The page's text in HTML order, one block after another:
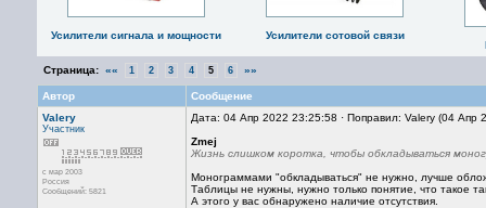
Усилители сигнала и мощности
Усилители сотовой связи
Страница: «« 1 2 3 4 5 6 »»
Автор
Сообщение
Valery
Участник
с мар 2003
Россия
Сообщений: 5821
Дата: 04 Апр 2022 23:25:58 · Поправил: Valery (04 Апр
Zmej
Жизнь слишком коротка, чтобы обкладываться
Монограммами "обкладываться" не нужно, лучше
Таблицы не нужны, нужно только понятие, что такое
А этого у вас обнаружено наличие отсутствия.